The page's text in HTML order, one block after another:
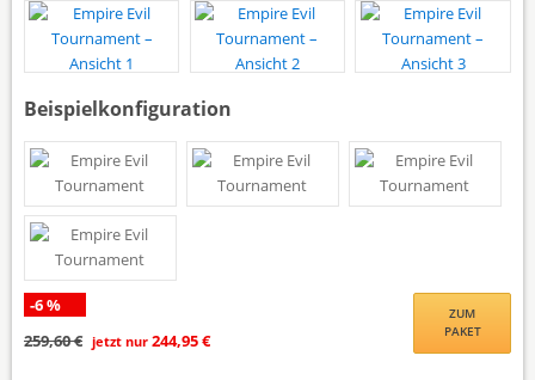
Beispielkonfiguration
-6 %
259,60 € jetzt nur 244,95 €
ZUM
PAKET